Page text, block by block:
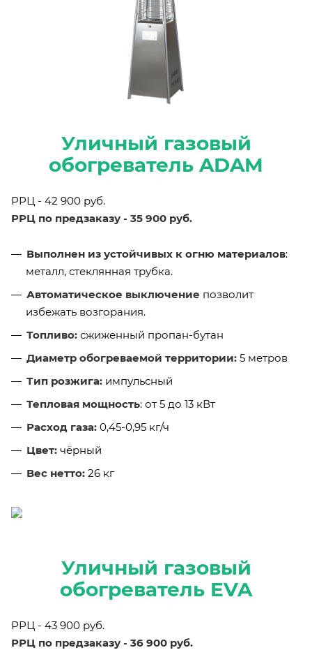
Уличный газовый
обогреватель ADAM
РРЦ - 42 900 руб.
РРЦ по предзаказу - 35 900 руб.
Выполнен из устойчивых к огню материалов:
металл, стеклянная трубка.
Автоматическое выключение позволит
избежать возгорания.
Топливо: сжиженный пропан-бутан
Диаметр обогреваемой территории: 5 метров
Тип розжига: импульсный
Тепловая мощность: от 5 до 13 кВт
Расход газа: 0,45-0,95 кг/ч
Цвет: чёрный
Вес нетто: 26 кг
Уличный газовый
обогреватель EVA
РРЦ - 43 900 руб.
РРЦ по предзаказу - 36 900 руб.